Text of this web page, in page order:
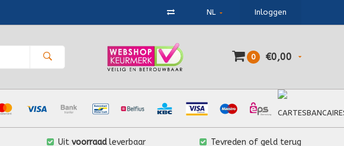
NL Inloggen
0 €0,00
Uit voorraadleverbaar Tevreden of geld terug